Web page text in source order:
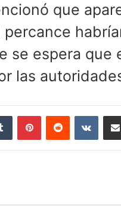
que
se espera que
las
Tumblr PinterestReddit